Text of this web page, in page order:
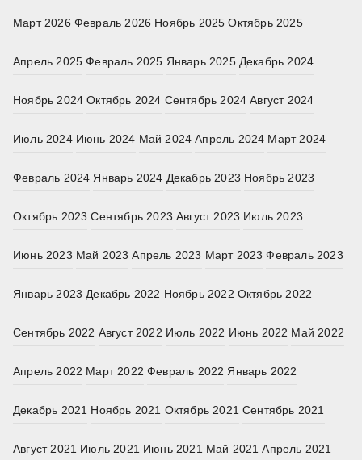
Март 2026 Февраль 2026 Ноябрь 2025 Октябрь 2025
Апрель 2025 Февраль 2025 Январь 2025 Декабрь 2024
Ноябрь 2024 Октябрь 2024 Сентябрь 2024 Август 2024
Июль 2024 Июнь 2024 Май 2024 Апрель 2024 Март 2024
Февраль 2024 Январь 2024 Декабрь 2023 Ноябрь 2023
Октябрь 2023 Сентябрь 2023 Август 2023 Июль 2023
Июнь 2023 Май 2023 Апрель 2023 Март 2023 Февраль 2023
Январь 2023 Декабрь 2022 Ноябрь 2022 Октябрь 2022
Сентябрь 2022 Август 2022 Июль 2022 Июнь 2022 Май 2022
Апрель 2022 Март 2022 Февраль 2022 Январь 2022
Декабрь 2021 Ноябрь 2021 Октябрь 2021 Сентябрь 2021
Август 2021 Июль 2021 Июнь 2021 Май 2021 Апрель 2021